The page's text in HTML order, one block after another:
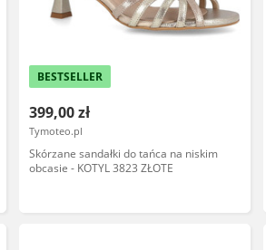
BESTSELLER
399,00 zł
Tymoteo.pl
Skórzane sandałki do tańca na niskim
obcasie - KOTYL 3823 ZŁOTE